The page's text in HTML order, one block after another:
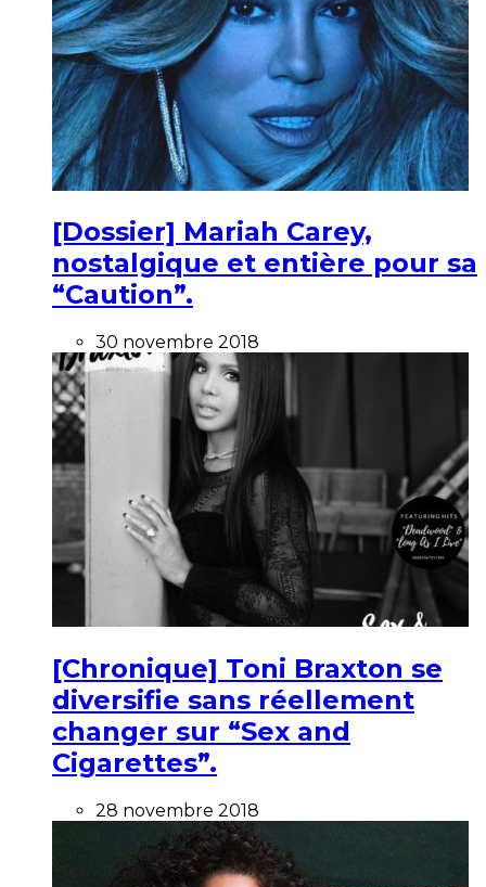
[Dossier] Mariah Carey,
nostalgique et entière pour sa
“Caution”.
30 novembre 2018
[Chronique] Toni Braxton se
diversifie sans réellement
changer sur “Sex and
Cigarettes”.
28 novembre 2018